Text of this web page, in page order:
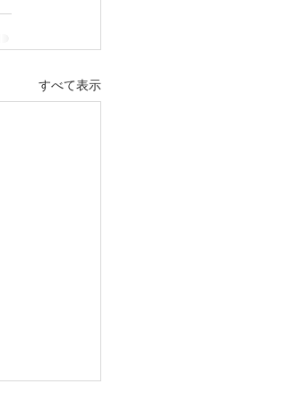
すべて表示